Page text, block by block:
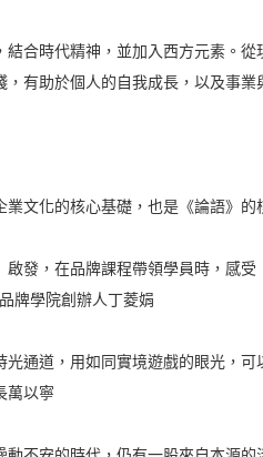
合時代精神，並加入西方元素。
有助於個人的自我成長，以及事業
業文化的核心基礎，也是《論語》
發，在品牌課程帶領學員時，感
牌學院創辦人丁菱娟
光通道，用如同實境遊戲的眼光，
萬以寧